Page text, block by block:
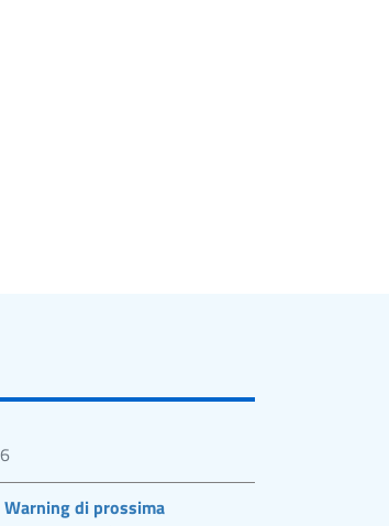
di prossima